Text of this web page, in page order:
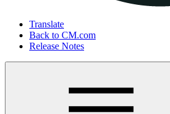
Translate
Back to CM.com
Release Notes